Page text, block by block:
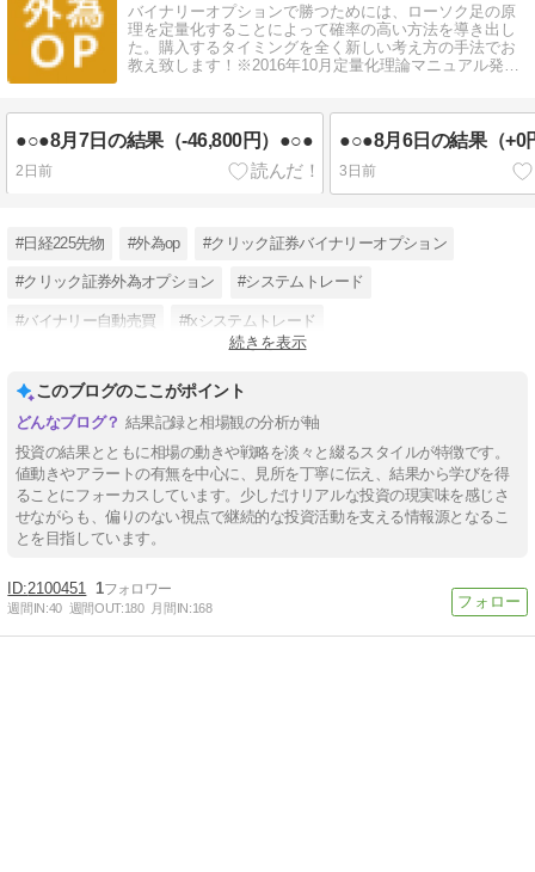
バイナリーオプションで勝つためには、ローソク足の原
理を定量化することによって確率の高い方法を導き出し
た。購入するタイミングを全く新しい考え方の手法でお
教え致します！※2016年10月定量化理論マニュアル発売
●○●8月7日の結果（-46,800円）●○●
2日前
●○●8月6日の結果（+0
3日前
#日経225先物 #外為op #クリック証券バイナリーオプション
#クリック証券外為オプション #システムトレード
#バイナリー自動売買 #fxシステムトレード
続きを表示
このブログのここがポイント
結果記録と相場観の分析が軸
投資の結果とともに相場の動きや戦略を淡々と綴るスタイルが特徴です。
値動きやアラートの有無を中心に、見所を丁寧に伝え、結果から学びを得
ることにフォーカスしています。少しだけリアルな投資の現実味を感じさ
せながらも、偏りのない視点で継続的な投資活動を支える情報源となるこ
とを目指しています。
2100451 1
週間IN:40 週間OUT:180 月間IN:168